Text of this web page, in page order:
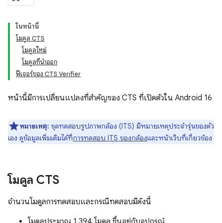
ในหน้านี้
โมดูล CTS
โมดูลใหม่
โมดูลที่นำออก
ฟีเจอร์ของ CTS Verifier
หน้านี้มีการเปลี่ยนแปลงที่สำคัญของ CTS ที่เปิดตัวใน Android 16
หมายเหตุ: ชุดทดสอบรูปภาพกล้อง (ITS) มีหมายเหตุประจำรุ่นของตัว
เอง ดูข้อมูลเพิ่มเติมได้ที่การทดสอบ ITS ของกล้องและหน้าเว็บที่เกี่ยวข้อง
โมดูล CTS
จำนวนโมดูลการทดสอบและกรณีทดสอบมีดังนี้